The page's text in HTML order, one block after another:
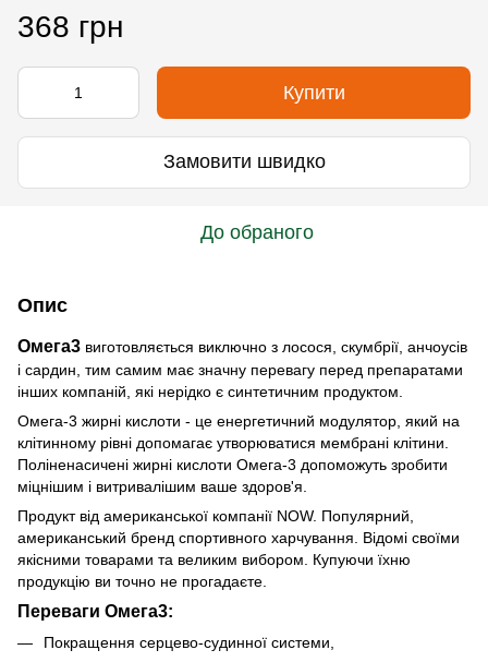
368 грн
Купити
Замовити швидко
До обраного
Опис
Омега3 виготовляється виключно з лосося, скумбрії, анчоусів
і сардин, тим самим має значну перевагу перед препаратами
інших компаній, які нерідко є синтетичним продуктом.
Омега-3 жирні кислоти - це енергетичний модулятор, який на
клітинному рівні допомагає утворюватися мембрані клітини.
Поліненасичені жирні кислоти Омега-3 допоможуть зробити
міцнішим і витривалішим ваше здоров'я.
Продукт від американської компанії NOW. Популярний,
американський бренд спортивного харчування. Відомі своїми
якісними товарами та великим вибором. Купуючи їхню
продукцію ви точно не прогадаєте.
Переваги Омега3:
Покращення серцево-судинної системи,